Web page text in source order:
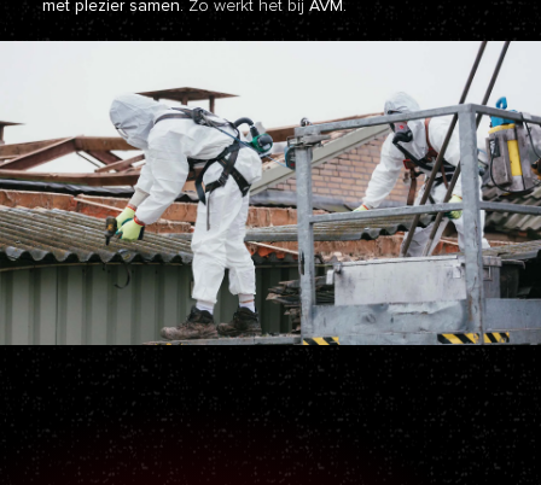
met plezier samen. Zo werkt het bij AVM.